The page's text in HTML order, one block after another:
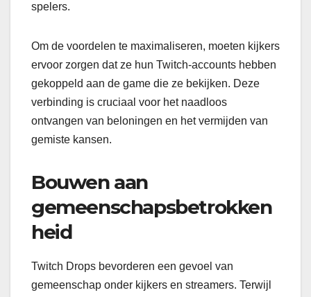
spelers.
Om de voordelen te maximaliseren, moeten kijkers
ervoor zorgen dat ze hun Twitch-accounts hebben
gekoppeld aan de game die ze bekijken. Deze
verbinding is cruciaal voor het naadloos
ontvangen van beloningen en het vermijden van
gemiste kansen.
Bouwen aan
gemeenschapsbetrokken
heid
Twitch Drops bevorderen een gevoel van
gemeenschap onder kijkers en streamers. Terwijl